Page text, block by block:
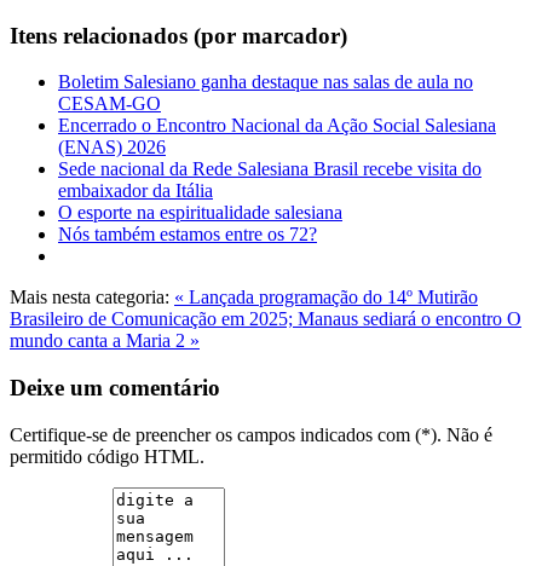
Itens relacionados (por marcador)
Boletim Salesiano ganha destaque nas salas de aula no
CESAM-GO
Encerrado o Encontro Nacional da Ação Social Salesiana
(ENAS) 2026
Sede nacional da Rede Salesiana Brasil recebe visita do
embaixador da Itália
O esporte na espiritualidade salesiana
Nós também estamos entre os 72?
Mais nesta categoria: « Lançada programação do 14º Mutirão
Brasileiro de Comunicação em 2025; Manaus sediará o encontro O
mundo canta a Maria 2 »
Deixe um comentário
Certifique-se de preencher os campos indicados com (*). Não é
permitido código HTML.